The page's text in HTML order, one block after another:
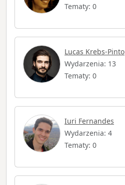
Tematy: 0
Lucas Krebs-Pinto
Wydarzenia: 13
Tematy: 0
Iuri Fernandes
Wydarzenia: 4
Tematy: 0